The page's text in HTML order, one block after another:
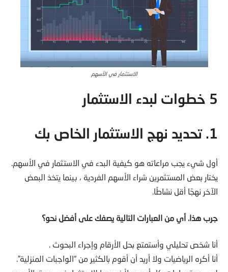
الاستثمار في الأسهم
5 خطوات لبدء الاستثمار
1. تحديد نهج الاستثمار الخاص بك
أول شيء يجب مراعاته هو كيفية البدء في الاستثمار في الأسهم.
يختار بعض المستثمرين شراء الأسهم الفردية ، بينما يتخذ البعض
الآخر نهجًا أقل نشاطًا.
جرب هذا. أي من العبارات التالية يصفك على أفضل نحو؟
أنا شخص تحليلي وأستمتع بحل الأرقام وإجراء البحوث .
أنا أكره الرياضيات ولا أريد أن أقوم بالكثير من “الواجبات المنزلية”.